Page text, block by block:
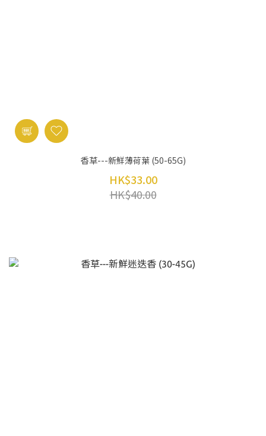
香草---新鮮薄荷葉 (50-65G)
HK$33.00
HK$40.00